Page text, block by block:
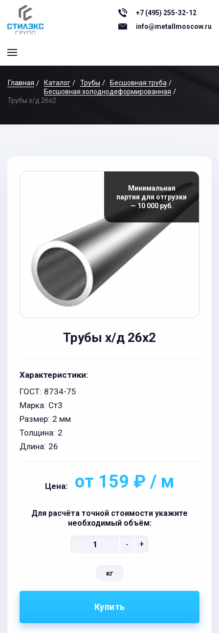
+7 (495) 255-32-12
info@metallmoscow.ru
Главная Каталог Трубы
Бесшовная труба
Бесшовная холоднодеформированная
Трубы х/д 26x2
Минимальная
партия для отгрузки
— 10 000 руб.
Трубы х/д 26x2
Характеристики:
ГОСТ: 8734-75
Марка: Ст3
Размер: 2 мм
Толщина: 2
Длина: 26
Цена: от 159 ₽ / м
Для расчёта точной стоимости укажите
необходимый объём:
- +
кг
Купить